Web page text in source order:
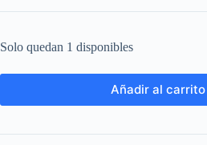
Solo quedan 1 disponibles
Añadir al carrito